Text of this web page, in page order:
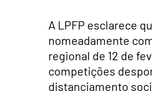
A LPFP esclarece
nomeadamente
regional de 12 de
competições
distanciamento